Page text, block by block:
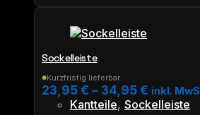
Varianten
auf.
Die
Optionen
Sockelleiste
●Kurzfristig lieferbar
23,95€ –34,95€ inkl.
Kantteile, Sockelleiste